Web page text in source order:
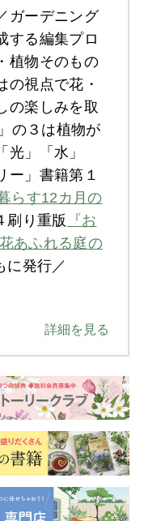
ガーデニング
する編集プロ
植物そのもの
の視点で花・
の楽しみを取
の３は植物が
」「水」
ー」書籍第１
らす12カ月の
刷り重版
『お
あふれる庭の
に発行／
詳細を見る